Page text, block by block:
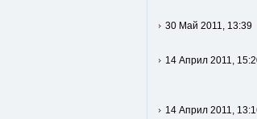
30 Май 2011, 13:39
14 Април 2011,
14 Април 2011,